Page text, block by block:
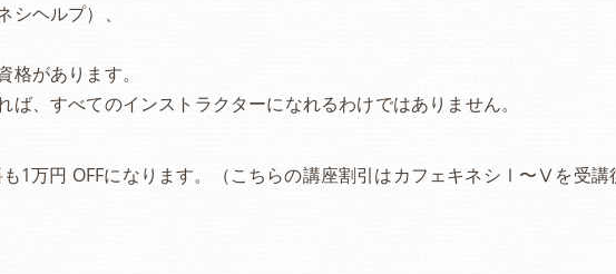
ヘルプ）、
があります。
ば、すべてのインストラクターになれるわけではありません。
1万円 OFFになります。（こちらの講座割引はカフェキネシⅠ〜Ⅴを受講